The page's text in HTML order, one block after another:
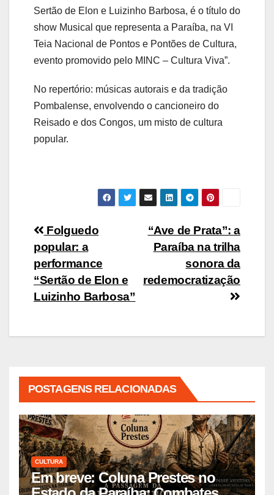
Sertão de Elon e Luizinho Barbosa, é o título do
show Musical que representa a Paraíba, na VI
Teia Nacional de Pontos e Pontões de Cultura,
evento promovido pelo MINC – Cultura Viva”.
No repertório: músicas autorais e da tradição
Pombalense, envolvendo o cancioneiro do
Reisado e dos Congos, um misto de cultura
popular.
Navegação
de
Post
“Ave de Prata”: a
Paraíba na trilha
sonora da
redemocratização
Folguedo
popular: a
performance
“Sertão de Elon e
Luizinho Barbosa”
POSTAGENS RELACIONADAS
CULTURA
Em breve: Coluna Prestes no